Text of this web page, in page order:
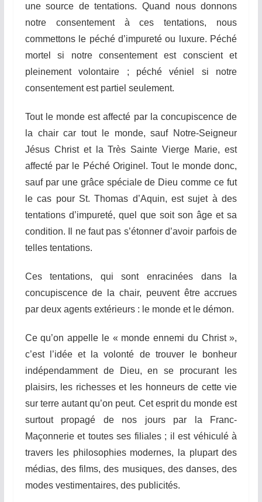
une source de tentations. Quand nous donnons
notre consentement à ces tentations, nous
commettons le péché d’impureté ou luxure. Péché
mortel si notre consentement est conscient et
pleinement volontaire ; péché véniel si notre
consentement est partiel seulement.
Tout le monde est affecté par la concupiscence de
la chair car tout le monde, sauf Notre-Seigneur
Jésus Christ et la Très Sainte Vierge Marie, est
affecté par le Péché Originel. Tout le monde donc,
sauf par une grâce spéciale de Dieu comme ce fut
le cas pour St. Thomas d’Aquin, est sujet à des
tentations d’impureté, quel que soit son âge et sa
condition. Il ne faut pas s’étonner d’avoir parfois de
telles tentations.
Ces tentations, qui sont enracinées dans la
concupiscence de la chair, peuvent être accrues
par deux agents extérieurs : le monde et le démon.
Ce qu’on appelle le « monde ennemi du Christ »,
c’est l’idée et la volonté de trouver le bonheur
indépendamment de Dieu, en se procurant les
plaisirs, les richesses et les honneurs de cette vie
sur terre autant qu’on peut. Cet esprit du monde est
surtout propagé de nos jours par la Franc-
Maçonnerie et toutes ses filiales ; il est véhiculé à
travers les philosophies modernes, la plupart des
médias, des films, des musiques, des danses, des
modes vestimentaires, des publicités.